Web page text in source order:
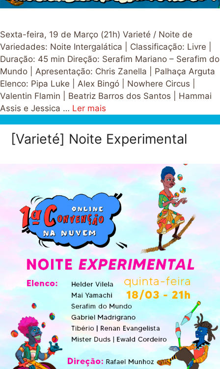
Sexta-feira, 19 de Março (21h) Varieté / Noite de
Variedades: Noite Intergalática | Classificação: Livre |
Duração: 45 min Direção: Serafim Mariano – Serafim do
Mundo | Apresentação: Chris Zanella | Palhaça Arguta
Elenco: Pipa Luke | Alex Bingó | Nowhere Circus |
Valentin Flamin | Beatriz Barros dos Santos | Hammai
Assis e Jessica … Ler mais
[Varieté] Noite Experimental